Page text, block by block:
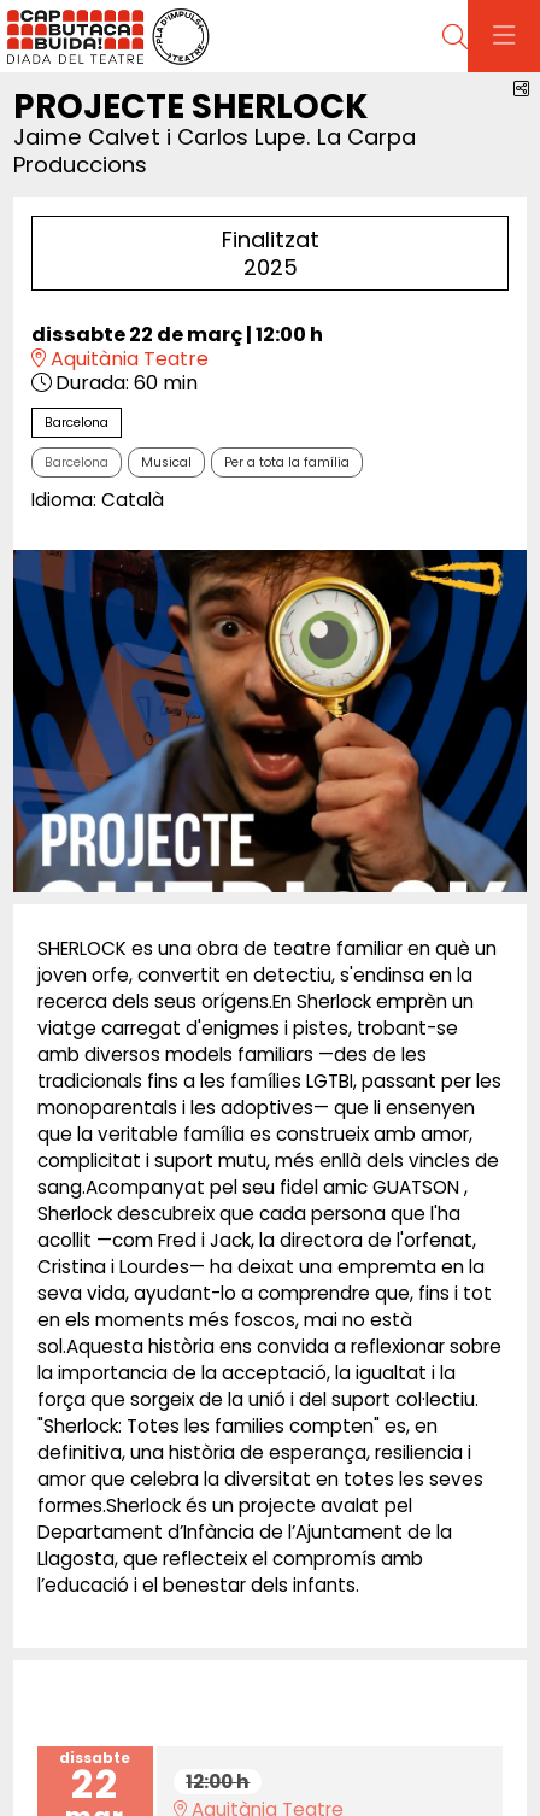
Cerca
PROJECTE SHERLOCK
Jaime Calvet i Carlos Lupe. La Carpa
Produccions
Finalitzat
2025
dissabte 22 de març|12:00 h
Aquitània Teatre
Durada: 60 min
Barcelona
Barcelona Musical Per a tota la família
Idioma: Català
SHERLOCK es una obra de teatre familiar en què un
joven orfe, convertit en detectiu, s'endinsa en la
recerca dels seus orígens.En Sherlock emprèn un
viatge carregat d'enigmes i pistes, trobant-se
amb diversos models familiars —des de les
tradicionals fins a les famílies LGTBI, passant per les
monoparentals i les adoptives— que li ensenyen
que la veritable família es construeix amb amor,
complicitat i suport mutu, més enllà dels vincles de
sang.Acompanyat pel seu fidel amic GUATSON ,
Sherlock descubreix que cada persona que l'ha
acollit —com Fred i Jack, la directora de l'orfenat,
Cristina i Lourdes— ha deixat una empremta en la
seva vida, ayudant-lo a comprendre que, fins i tot
en els moments més foscos, mai no està
sol.Aquesta història ens convida a reflexionar sobre
la importancia de la acceptació, la igualtat i la
força que sorgeix de la unió i del suport col·lectiu.
"Sherlock: Totes les families compten" es, en
definitiva, una història de esperança, resiliencia i
amor que celebra la diversitat en totes les seves
formes.Sherlock és un projecte avalat pel
Departament d’Infància de l’Ajuntament de la
Llagosta, que reflecteix el compromís amb
l’educació i el benestar dels infants.
dissabte
22
12:00 h
Aquitània Teatre